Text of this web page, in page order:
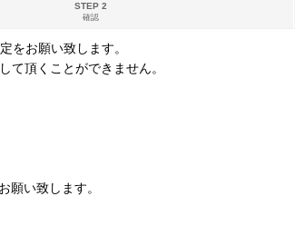
STEP 2
確認
をお願い致します。
頂くことができません。
願い致します。